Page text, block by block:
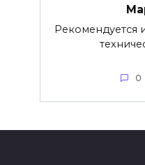
Рекомендуется
0